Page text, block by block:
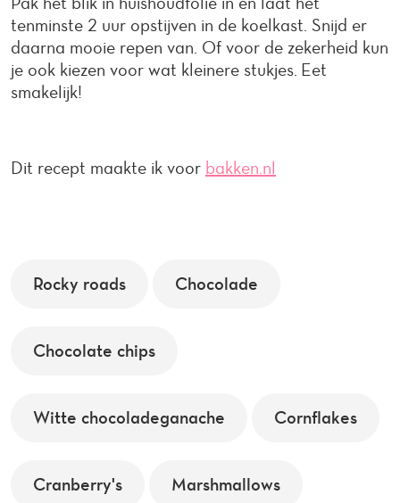
tenminste 2 uur opstijven in de koelkast. Snijd er
daarna mooie repen van. Of voor de zekerheid kun
je ook kiezen voor wat kleinere stukjes. Eet
smakelijk!
Dit recept maakte ik voor bakken.nl
Rocky roads Chocolade
Chocolate chips
Witte chocoladeganache Cornflakes
Cranberry's Marshmallows